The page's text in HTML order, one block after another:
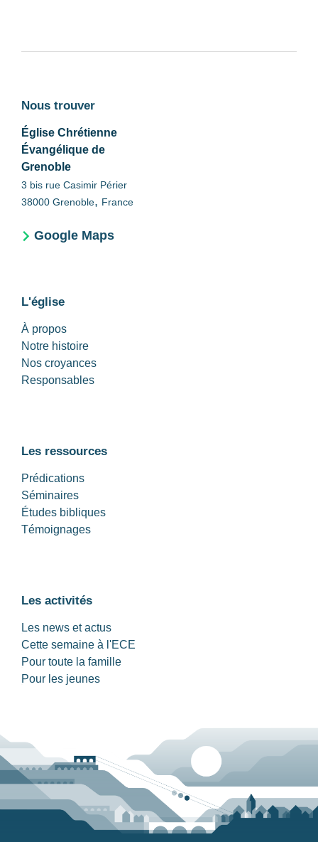
Nous trouver
Église Chrétienne
Évangélique de
Grenoble
3 bis rue Casimir Périer
38000 Grenoble, France
Google Maps
L'église
À propos
Notre histoire
Nos croyances
Responsables
Les ressources
Prédications
Séminaires
Études bibliques
Témoignages
Les activités
Les news et actus
Cette semaine à l'ECE
Pour toute la famille
Pour les jeunes